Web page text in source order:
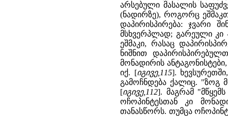
არსებული მასალის
(ნადირზე), როგორც
დაპირისპირება: ჯვარი
მსხვერპლად; გარეული კი
ეშმაკი, რასაც
ნიშნით
მონადირის
იქ. [იგივე,115].
გამოჩნდება ქალიც. "ზოგ
[იგივე,112]. მაგრამ
ოჩოპინტესთან კი
თანასწორს. თუმცა